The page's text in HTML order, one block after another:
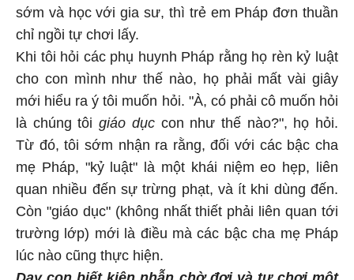
sớm và học với gia sư, thì trẻ em Pháp đơn thuần
chỉ ngồi tự chơi lấy.
Khi tôi hỏi các phụ huynh Pháp rằng họ rèn kỷ luật
cho con mình như thế nào, họ phải mất vài giây
mới hiểu ra ý tôi muốn hỏi. "À, có phải cô muốn hỏi
là chúng tôigiáo dụccon như thế nào?", họ hỏi.
Từ đó, tôi sớm nhận ra rằng, đối với các bậc cha
mẹ Pháp, "kỷ luật" là một khái niệm eo hẹp, liên
quan nhiều đến sự trừng phạt, và ít khi dùng đến.
Còn "giáo dục" (không nhất thiết phải liên quan tới
trường lớp) mới là điều mà các bậc cha mẹ Pháp
lúc nào cũng thực hiện.